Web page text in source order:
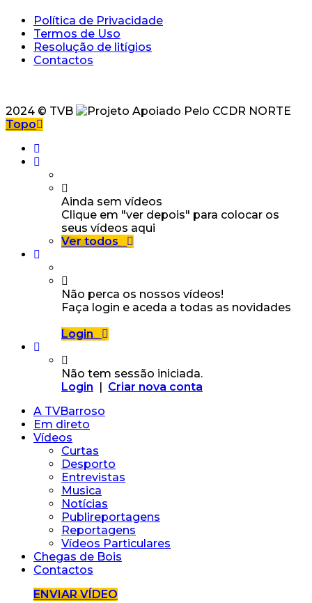
Política de Privacidade
Termos de Uso
Resolução de litígios
Contactos
2024 © TVB
Topo
Ainda sem vídeos
Clique em "ver depois" para colocar os
seus vídeos aqui
Ver todos
Não perca os nossos vídeos!
Faça login e aceda a todas as novidades
Login
Não tem sessão iniciada.
Login | Criar nova conta
A TVBarroso
Em direto
Vídeos
Curtas
Desporto
Entrevistas
Musica
Notícias
Publireportagens
Reportagens
Vídeos Particulares
Chegas de Bois
Contactos
ENVIAR VÍDEO